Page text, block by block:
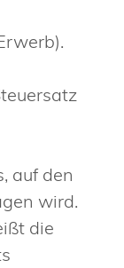
.
auf den
wird.
die